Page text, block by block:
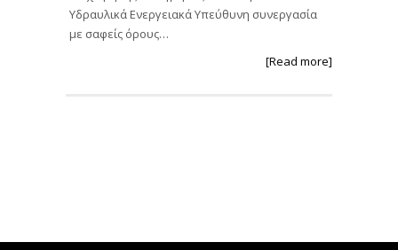
Υδραυλικά Ενεργειακά Υπεύθυνη συνεργασία
με σαφείς όρους…
[Read more]